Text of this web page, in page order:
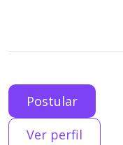
Postular
Ver perfil